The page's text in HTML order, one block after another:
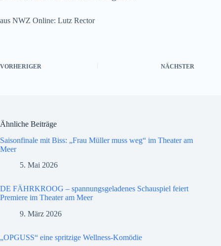
aus NWZ Online: Lutz Rector
VORHERIGER NÄCHSTER
Ähnliche Beiträge
Saisonfinale mit Biss: „Frau Müller muss weg“ im Theater am
Meer
5. Mai 2026
DE FÄHRKROOG – spannungsgeladenes Schauspiel feiert
Premiere im Theater am Meer
9. März 2026
„OPGUSS“ eine spritzige Wellness-Komödie